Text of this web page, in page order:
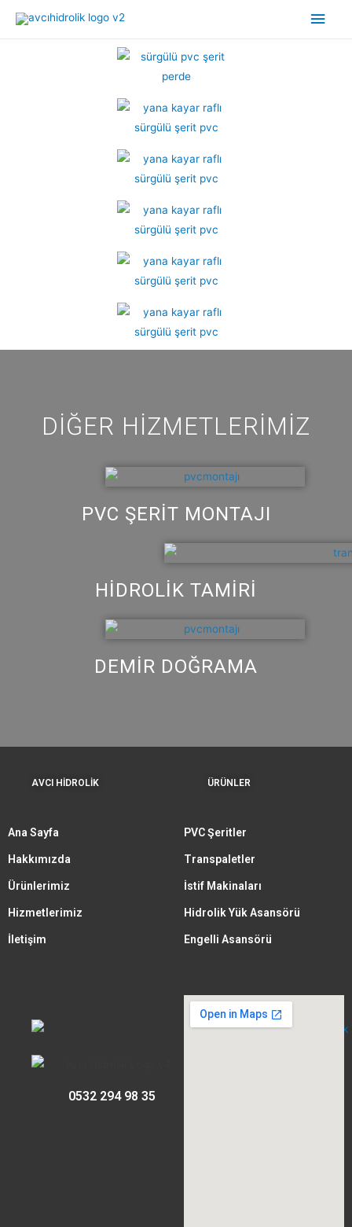
DIĞER HIZMETLERIMIZ
PVC ŞERIT MONTAJI
HİDROLİK TAMİRİ
DEMİR DOĞRAMA
AVCI HİDROLİK
Ana Sayfa
Hakkımızda
Ürünlerimiz
Hizmetlerimiz
İletişim
ÜRÜNLER
PVC Şeritler
Transpaletler
İstif Makinaları
Hidrolik Yük Asansörü
Engelli Asansörü
0532 294 98 35